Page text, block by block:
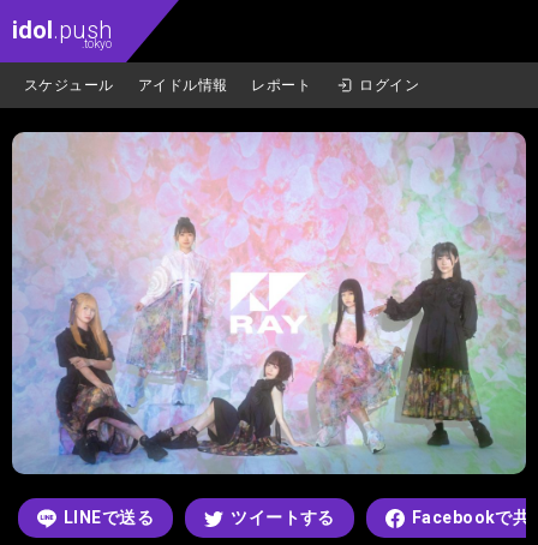
idol.push
.tokyo
スケジュール アイドル情報 レポート ログイン
LINEで送る ツイートする Facebookで共